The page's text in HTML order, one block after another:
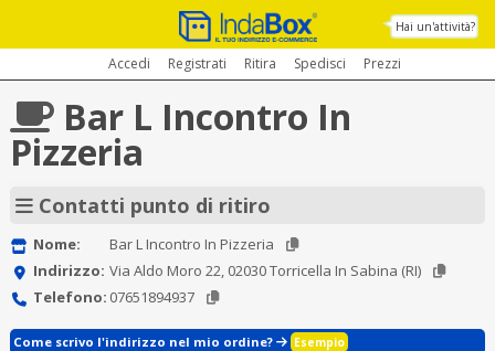
Hai un'attività?
Accedi Registrati Ritira Spedisci Prezzi
Bar L Incontro In
Pizzeria
Contatti punto di ritiro
Nome:
Bar L Incontro In Pizzeria
Indirizzo: Via Aldo Moro 22, 02030 Torricella In Sabina (RI)
Telefono: 07651894937
Come scrivo l'indirizzo nel mio ordine? Esempio